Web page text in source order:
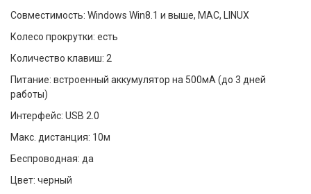
Совместимость: Windows Win8.1 и выше, MAC, LINUX
Колесо прокрутки: есть
Количество клавиш: 2
Питание: встроенный аккумулятор на 500мА (до 3 дней
работы)
Интерфейс: USB 2.0
Макс. дистанция: 10м
Беспроводная: да
Цвет: черный